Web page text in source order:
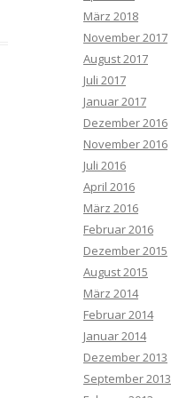
März 2018
November 2017
August 2017
Juli 2017
Januar 2017
Dezember 2016
November 2016
Juli 2016
April 2016
März 2016
Februar 2016
Dezember 2015
August 2015
März 2014
Februar 2014
Januar 2014
Dezember 2013
September 2013